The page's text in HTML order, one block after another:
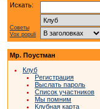
Искать:
Советы
Vox populi
Мр. Поустман
Клуб
Регистрация
Выслать пароль
Список участников
Мы помним
Клубная карта